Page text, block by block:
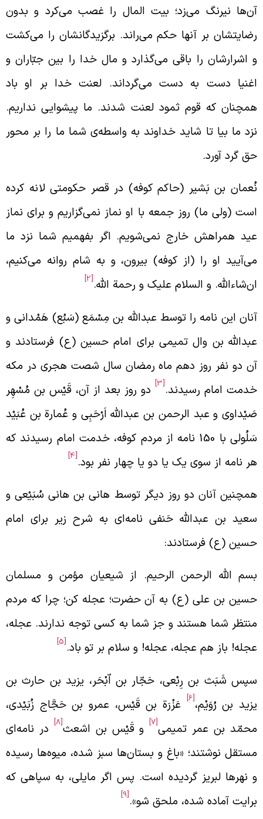
نیرنگ می‌زد؛ بیت المال را غصب می‌کرد و بدون
بر آنها حکم می‌راند. برگزیدگانشان را می‌کشت
اشرارشان را باقی می‌گذارد و مال خدا را بین جبّاران و
دست به دست می‌گرداند. لعنت خدا بر او باد
که قوم ثمود لعنت شدند. ما پیشوایی نداریم.
ما بیا تا شاید خداوند به واسطه‌ی شما ما را بر محور
گرد آورد.
بن بَشیر (حاکم کوفه) در قصر حکومتی لانه کرده
(ولی ما) روز جمعه با او نماز نمی‌گزاریم و برای نماز
همراهش خارج نمی‌شویم. اگر بفهمیم شما نزد ما
او را (از کوفه) بیرون، و به شام روانه می‌کنیم،
و السلام علیک و رحمة الله.[2]
این نامه را توسط عبدالله بن مِسْمَع (سَبُع) هَمْدانی و
بن وال تمیمی برای امام حسین (ع) فرستادند و
دو نفر روز دهم ماه رمضان سال شصت هجری در مکه
امام رسیدند.
دو روز بعد از آن، قَیْس بن مُسْهِر
و عبد الرحمن بن عبدالله اَرْحَبِی و عُمارة بن عُبَیْد
سَلُولی با 150 نامه از مردم کوفه، خدمت امام رسیدند که
نامه از سوی یک یا دو یا چهار نفر بود.
آنان دو روز دیگر توسط هانی بن هانی سُبَیْعی و
بن عبدالله حَنفی نامه‌ای به شرح زیر برای امام
(ع) فرستادند:
الله الرحمن الرحیم. از شیعیان مؤمن و مسلمان
بن علی (ع) به آن حضرت؛ عجله کن؛ چرا که مردم
شما هستند و جز شما به کسی توجه ندارند. عجله،
باز هم عجله، عجله! و سلام بر تو باد.
شَبَث بن رِبْعی، حَجّار بن اّبْحَر،‌ یزید بن حارث بن
بن رُوَیْم، عَزْرَة بن قَیْس، عمرو بن حَجَّاج زُبَیْدی،
بن عمر تمیمی و قَیْس بن اشعث در نامه‌ای
نوشتند؛ «باغ و بستان‌ها سبز شده، میوه‌ها رسیده
نهرها لبریز گردیده است. پس اگر مایلی، به سپاهی که
آماده شده، ملحق شو».